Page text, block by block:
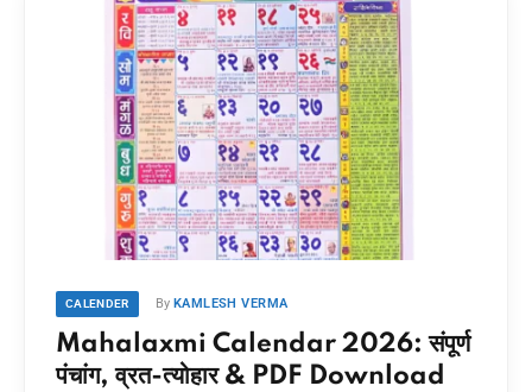
CALENDER By KAMLESH VERMA
Mahalaxmi Calendar 2026: संपूर्ण
पंचांग, व्रत-त्योहार & PDF Download